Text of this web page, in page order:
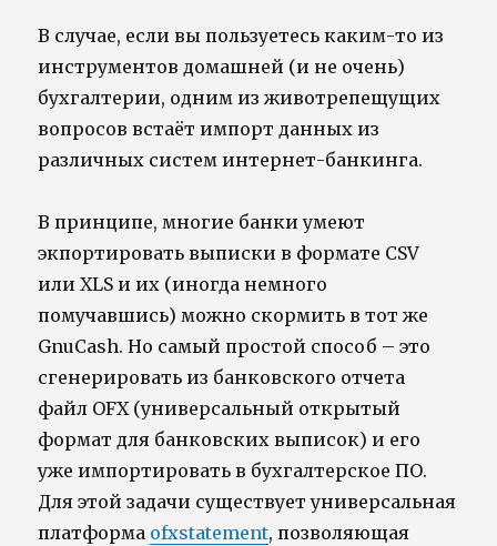
В случае, если вы пользуетесь каким-то из
инструментов домашней (и не очень)
бухгалтерии, одним из животрепещущих
вопросов встаёт импорт данных из
различных систем интернет-банкинга.
В принципе, многие банки умеют
экпортировать выписки в формате CSV
или XLS и их (иногда немного
помучавшись) можно скормить в тот же
GnuCash. Но самый простой способ – это
сгенерировать из банковского отчета
файл OFX (универсальный открытый
формат для банковских выписок) и его
уже импортировать в бухгалтерское ПО.
Для этой задачи существует универсальная
платформа ofxstatement, позволяющая